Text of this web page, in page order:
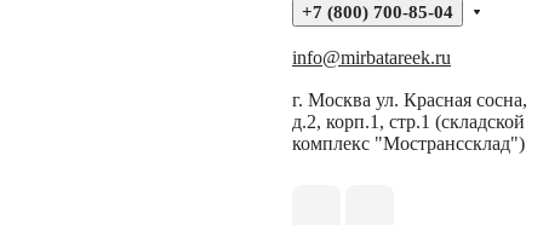
+7 (800) 700-85-04
info@mirbatareek.ru
г. Москва ул. Красная сосна,
д.2, корп.1, стр.1 (складской
комплекс "Мостранссклад")